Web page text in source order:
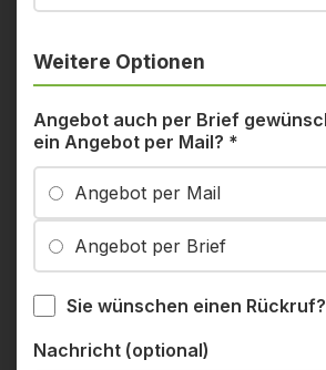
Weitere Optionen
Angebot auch per Brief
ein Angebot per Mail? *
Angebot per Mail
Angebot per Brief
Sie wünschen einen
Nachricht (optional)